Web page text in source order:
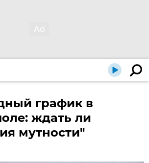
график в
ждать ли
мутности"